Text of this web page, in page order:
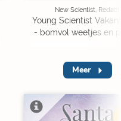
New Scientist,
Young Scientist
- bomvol weetjes en
Meer